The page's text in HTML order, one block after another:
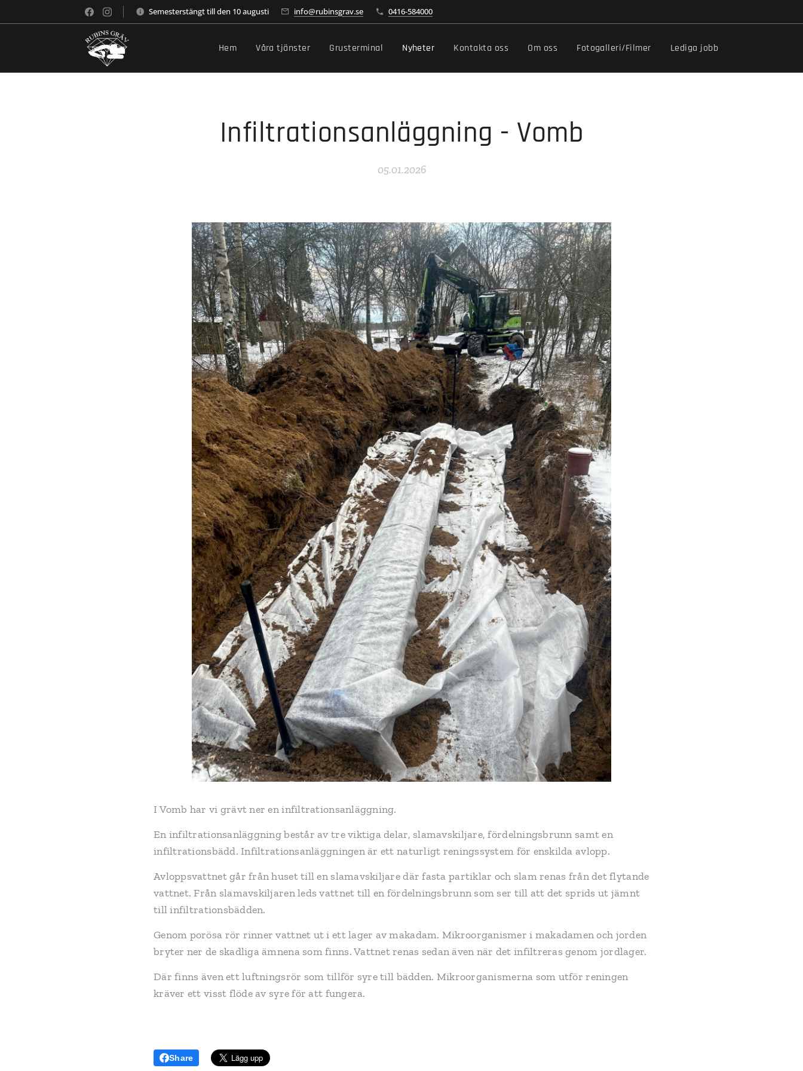
Semesterstängt till den 10 augusti info@rubinsgrav.se 0416-584000
Hem Våra tjänster Grusterminal Nyheter Kontakta oss Om oss Fotogalleri/Filmer Lediga jobb
Infiltrationsanläggning - Vomb
05.01.2026
I Vomb har vi grävt ner en infiltrationsanläggning.
En infiltrationsanläggning består av tre viktiga delar, slamavskiljare, fördelningsbrunn samt en
infiltrationsbädd. Infiltrationsanläggningen är ett naturligt reningssystem för enskilda avlopp.
Avloppsvattnet går från huset till en slamavskiljare där fasta partiklar och slam renas från det flytande
vattnet. Från slamavskiljaren leds vattnet till en fördelningsbrunn som ser till att det sprids ut jämnt
till infiltrationsbädden.
Genom porösa rör rinner vattnet ut i ett lager av makadam. Mikroorganismer i makadamen och jorden
bryter ner de skadliga ämnena som finns. Vattnet renas sedan även när det infiltreras genom jordlager.
Där finns även ett luftningsrör som tillför syre till bädden. Mikroorganismerna som utför reningen
kräver ett visst flöde av syre för att fungera.
Share